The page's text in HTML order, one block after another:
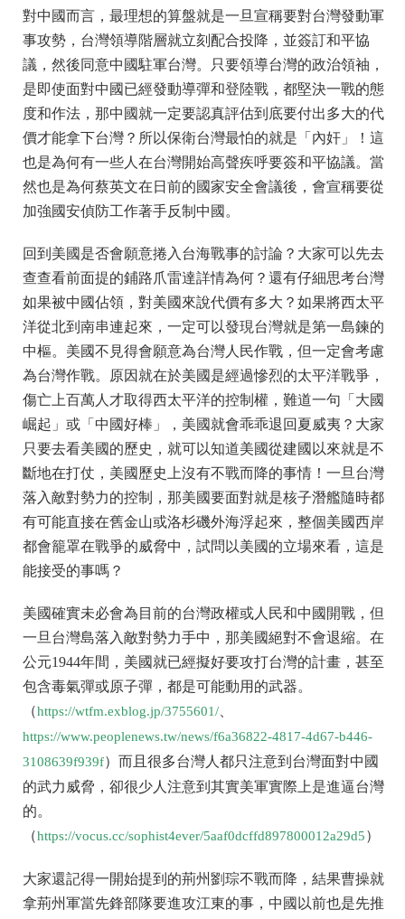
對中國而言，最理想的算盤就是一旦宣稱要對台灣發動軍
事攻勢，台灣領導階層就立刻配合投降，並簽訂和平協
議，然後同意中國駐軍台灣。只要領導台灣的政治領袖，
是即使面對中國已經發動導彈和登陸戰，都堅決一戰的態
度和作法，那中國就一定要認真評估到底要付出多大的代
價才能拿下台灣？所以保衛台灣最怕的就是「內奸」！這
也是為何有一些人在台灣開始高聲疾呼要簽和平協議。當
然也是為何蔡英文在日前的國家安全會議後，會宣稱要從
加強國安偵防工作著手反制中國。
回到美國是否會願意捲入台海戰事的討論？大家可以先去
查查看前面提的鋪路爪雷達詳情為何？還有仔細思考台灣
如果被中國佔領，對美國來說代價有多大？如果將西太平
洋從北到南串連起來，一定可以發現台灣就是第一島鍊的
中樞。美國不見得會願意為台灣人民作戰，但一定會考慮
為台灣作戰。原因就在於美國是經過慘烈的太平洋戰爭，
傷亡上百萬人才取得西太平洋的控制權，難道一句「大國
崛起」或「中國好棒」，美國就會乖乖退回夏威夷？大家
只要去看美國的歷史，就可以知道美國從建國以來就是不
斷地在打仗，美國歷史上沒有不戰而降的事情！一旦台灣
落入敵對勢力的控制，那美國要面對就是核子潛艦隨時都
有可能直接在舊金山或洛杉磯外海浮起來，整個美國西岸
都會籠罩在戰爭的威脅中，試問以美國的立場來看，這是
能接受的事嗎？
美國確實未必會為目前的台灣政權或人民和中國開戰，但
一旦台灣島落入敵對勢力手中，那美國絕對不會退縮。在
公元1944年間，美國就已經擬好要攻打台灣的計畫，甚至
包含毒氣彈或原子彈，都是可能動用的武器。
（https://wtfm.exblog.jp/3755601/
https://www.peoplenews.tw/news/f6a36822-4817-4d67-b446-
3108639f939f）而且很多台灣人都只注意到台灣面對中國
的武力威脅，卻很少人注意到其實美軍實際上是進逼台灣
的。
（https://vocus.cc/sophist4ever/5aaf0dcffd897800012a29d5）
大家還記得一開始提到的荊州劉琮不戰而降，結果曹操就
拿荊州軍當先鋒部隊要進攻江東的事，中國以前也是先推